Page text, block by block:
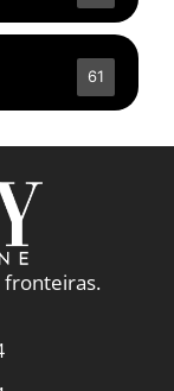
61
fronteiras.